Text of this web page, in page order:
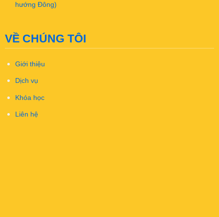
hướng Đông)
VỀ CHÚNG TÔI
Giới thiệu
Dịch vụ
Khóa học
Liên hệ